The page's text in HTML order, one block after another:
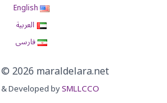
English
العربية
فارسی
2026 maraldelara.net
Developed bySMLLCCO